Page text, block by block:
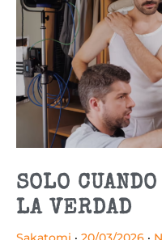
SOLO
LA VERDAD